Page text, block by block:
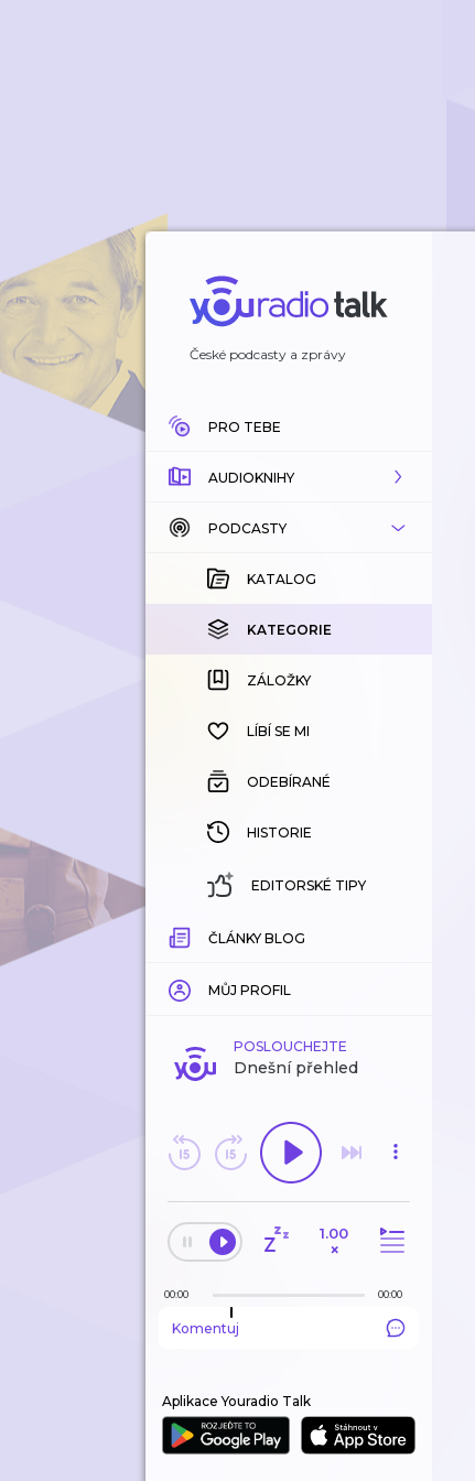
České podcasty a zprávy
PRO TEBE
AUDIOKNIHY
KATALOG
KOUPENÉ
KATEGORIE
ZÁLOŽKY
HISTORIE
PODCASTY
KATALOG
KATEGORIE
ZÁLOŽKY
LÍBÍ SE MI
ODEBÍRANÉ
HISTORIE
EDITORSKÉ TIPY
ČLÁNKY BLOG
MŮJ PROFIL
POSLOUCHEJTE
Dnešní přehled
1.00
×
00:00 00:00
Komentuj
Aplikace Youradio Talk